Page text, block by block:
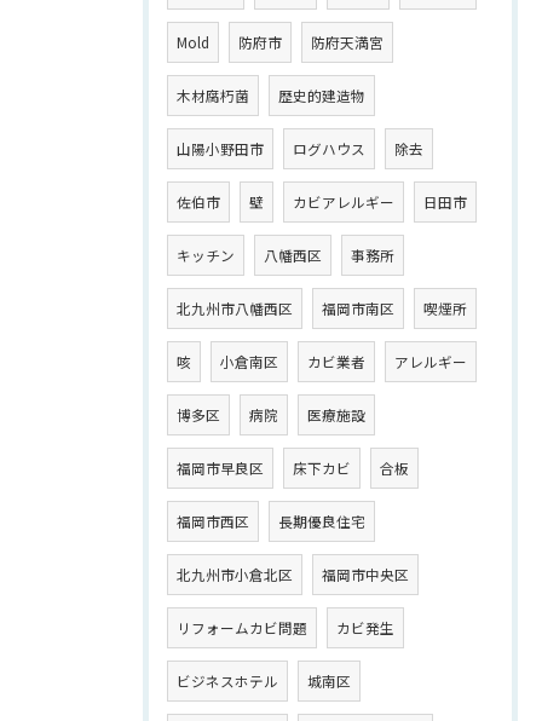
Mold 防府市 防府天満宮
木材腐朽菌 歴史的建造物
山陽小野田市 ログハウス 除去
佐伯市 壁 カビアレルギー 日田市
キッチン 八幡西区 事務所
北九州市八幡西区 福岡市南区 喫煙所
咳 小倉南区 カビ業者 アレルギー
博多区 病院 医療施設
福岡市早良区 床下カビ 合板
福岡市西区 長期優良住宅
北九州市小倉北区 福岡市中央区
リフォームカビ問題 カビ発生
ビジネスホテル 城南区